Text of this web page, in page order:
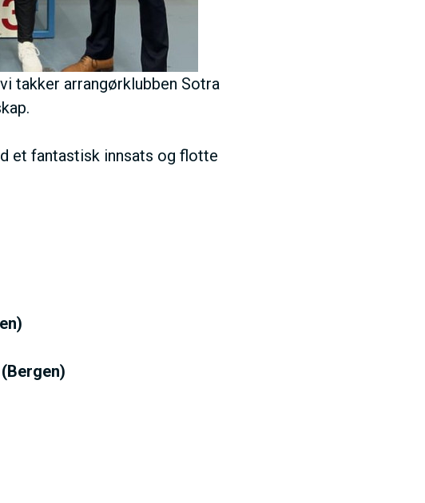
takker arrangørklubben Sotra
et fantastisk innsats og flotte